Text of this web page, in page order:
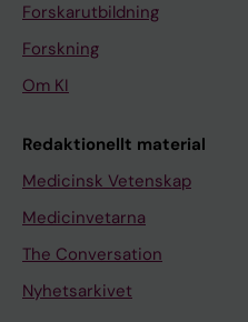
Forskarutbildning
Forskning
Om KI
Redaktionellt material
Medicinsk Vetenskap
Medicinvetarna
The Conversation
Nyhetsarkivet